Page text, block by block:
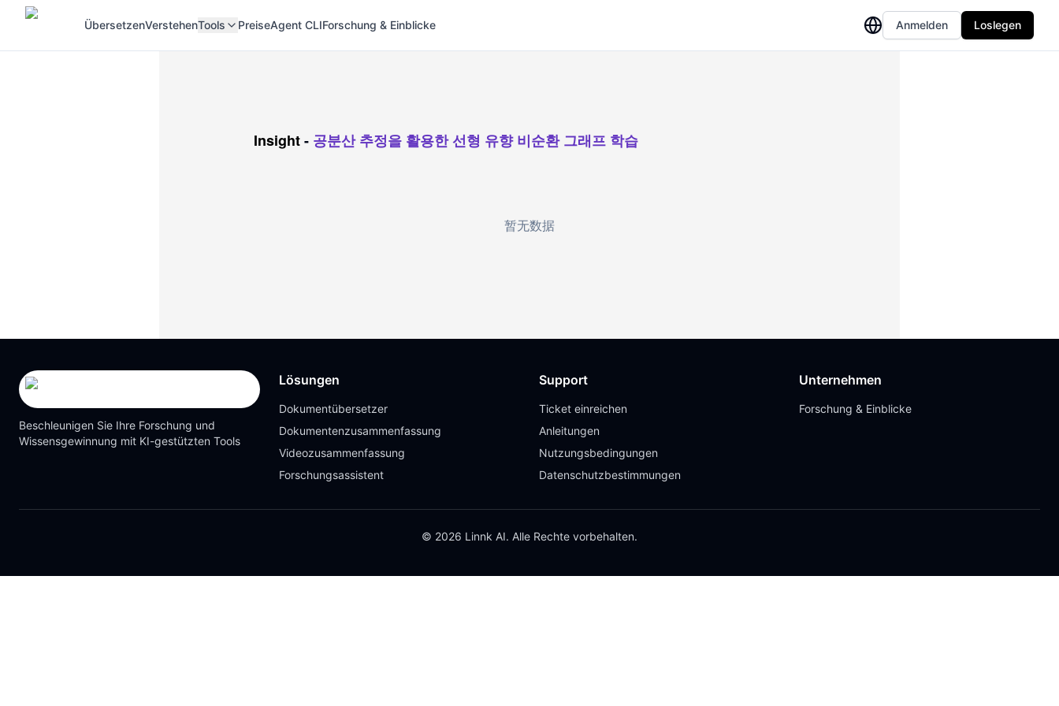
ÜbersetzenVerstehenTools PreiseAgent CLIForschung & Einblicke Anmelden Loslegen
Insight- 공분산 추정을 활용한 선형 유향 비순환 그래프 학습
暂无数据
Beschleunigen Sie Ihre Forschung und
Wissensgewinnung mit KI-gestützten Tools
Lösungen
Dokumentübersetzer
Dokumentenzusammenfassung
Videozusammenfassung
Forschungsassistent
Support
Ticket einreichen
Anleitungen
Nutzungsbedingungen
Datenschutzbestimmungen
Unternehmen
Forschung & Einblicke
© 2026 Linnk AI. Alle Rechte vorbehalten.